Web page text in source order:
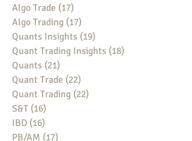
Algo Trade (17)
Algo Trading (17)
Quants Insights (19)
Quant Trading Insights (18)
Quants (21)
Quant Trade (22)
Quant Trading (22)
S&T (16)
IBD (16)
PB/AM (17)